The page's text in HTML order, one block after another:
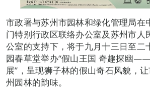
市政署与苏州市园林和绿化管理局在
门特别行政区联络办公室及苏州市人
公室的支持下，将于九月十三日至二
园春草堂举办“假山王国 奇趣探幽
展”，呈现狮子林的假山奇石风貌，
州园林的韵味。